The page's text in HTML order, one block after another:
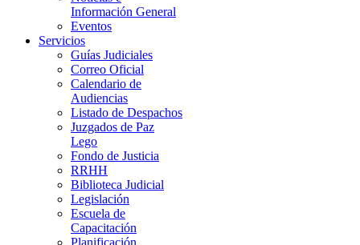
Información General
Eventos
Servicios
Guías Judiciales
Correo Oficial
Calendario de
Audiencias
Listado de Despachos
Juzgados de Paz
Lego
Fondo de Justicia
RRHH
Biblioteca Judicial
Legislación
Escuela de
Capacitación
Planificación